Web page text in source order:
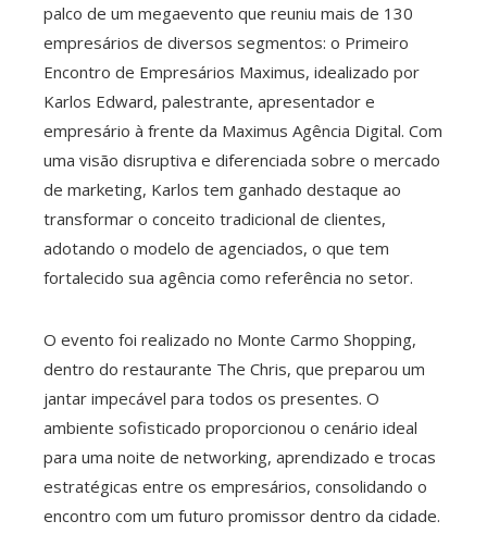
palco de um megaevento que reuniu mais de 130
empresários de diversos segmentos: o Primeiro
Encontro de Empresários Maximus, idealizado por
Karlos Edward, palestrante, apresentador e
empresário à frente da Maximus Agência Digital. Com
uma visão disruptiva e diferenciada sobre o mercado
de marketing, Karlos tem ganhado destaque ao
transformar o conceito tradicional de clientes,
adotando o modelo de agenciados, o que tem
fortalecido sua agência como referência no setor.
O evento foi realizado no Monte Carmo Shopping,
dentro do restaurante The Chris, que preparou um
jantar impecável para todos os presentes. O
ambiente sofisticado proporcionou o cenário ideal
para uma noite de networking, aprendizado e trocas
estratégicas entre os empresários, consolidando o
encontro com um futuro promissor dentro da cidade.